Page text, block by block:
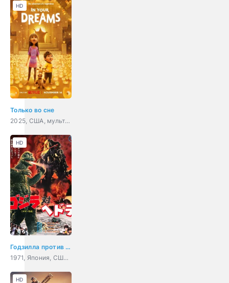
Только во сне
2025, США, мультфильм, фэнтези, комедия, приключения, семейный
HD
Годзилла против Хедоры
1971, Япония, США, мультфильм, фантастика, боевик, триллер, семейный
HD
HD